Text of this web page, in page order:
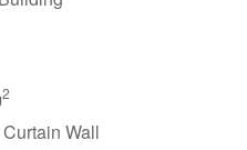
2
Wall